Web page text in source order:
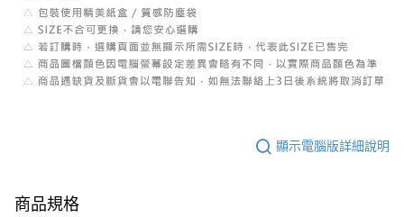
顯示電腦版詳細說明
商品規格